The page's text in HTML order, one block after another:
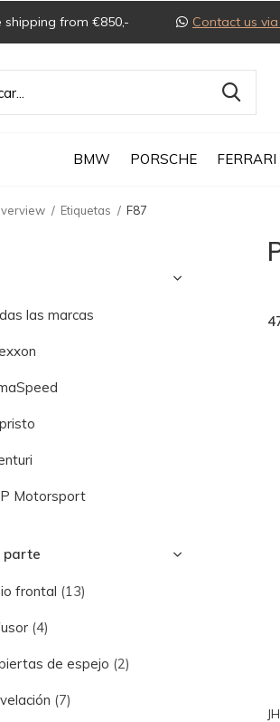
BMW PORSCHE FERRARI
shipping from €850,- Contact us
Etiquetas F87
las marcas
Motorsport
parte
frontal (13)
(4)
de espejo (2)
(7)